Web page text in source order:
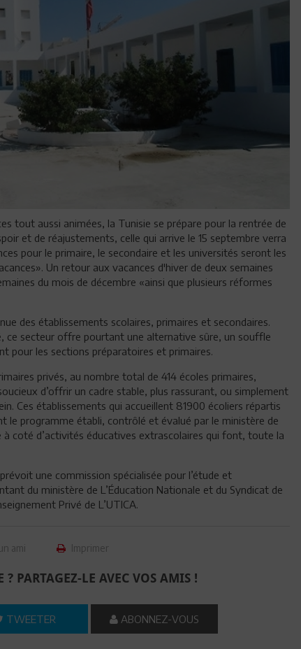
tout aussi animées, la Tunisie se prépare pour la rentrée de
et de réajustements, celle qui arrive le 15 septembre verra
pour le primaire, le secondaire et les universités seront les
Un retour aux vacances d'hiver de deux semaines
du mois de décembre «ainsi que plusieurs réformes
des établissements scolaires, primaires et secondaires.
ce secteur offre pourtant une alternative sûre, un souffle
pour les sections préparatoires et primaires.
privés, au nombre total de 414 écoles primaires,
d’offrir un cadre stable, plus rassurant, ou simplement
Ces établissements qui accueillent 81900 écoliers répartis
le programme établi, contrôlé et évalué par le ministère de
à coté d’activités éducatives extrascolaires qui font, toute la
une commission spécialisée pour l’étude et
du ministère de L’Éducation Nationale et du Syndicat de
Privé de L’UTICA.
ami Imprimer
PARTAGEZ-LE AVEC VOS AMIS !
TWEETER ABONNEZ-VOUS